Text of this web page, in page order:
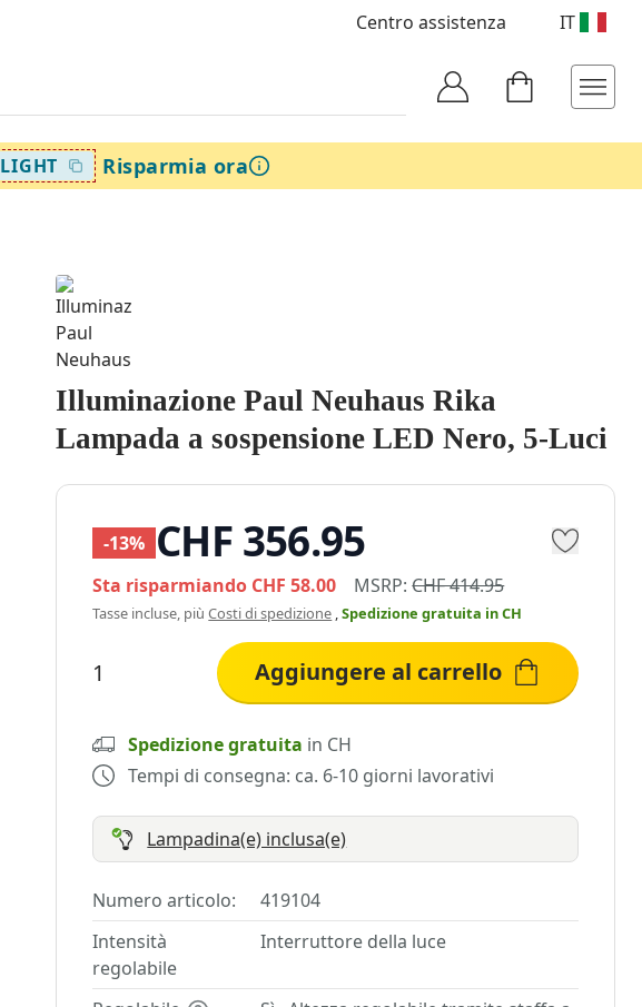
Centro assistenza IT
LIGHT Risparmia ora
Illuminazione Paul Neuhaus Rika
Lampada a sospensione LED Nero, 5-Luci
-13% CHF 356.95
Sta risparmiando CHF 58.00 MSRP:CHF 414.95
Tasse incluse, piùCosti di spedizione ,Spedizione gratuita in CH
Aggiungere al carrello
Spedizione gratuita in CH
Tempi di consegna: ca. 6-10 giorni lavorativi
Lampadina(e) inclusa(e)
Numero articolo:
419104
Intensità
regolabile
Interruttore della luce